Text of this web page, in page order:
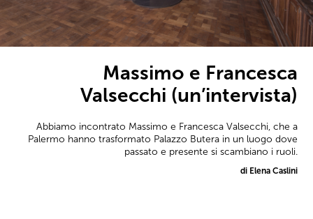
Massimo e Francesca
Valsecchi (un’intervista)
Abbiamo incontrato Massimo e Francesca Valsecchi, che a
Palermo hanno trasformato Palazzo Butera in un luogo dove
passato e presente si scambiano i ruoli.
di Elena Caslini